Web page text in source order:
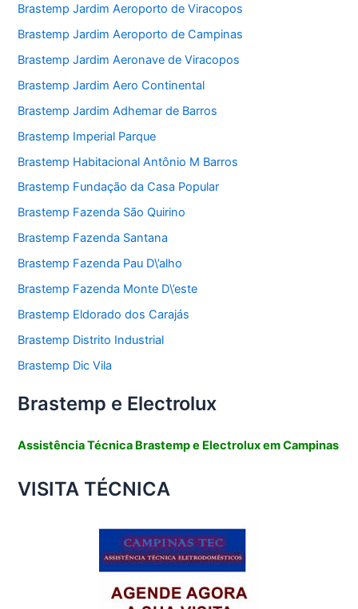
Brastemp Jardim Aeroporto de Viracopos
Brastemp Jardim Aeroporto de Campinas
Brastemp Jardim Aeronave de Viracopos
Brastemp Jardim Aero Continental
Brastemp Jardim Adhemar de Barros
Brastemp Imperial Parque
Brastemp Habitacional Antônio M Barros
Brastemp Fundação da Casa Popular
Brastemp Fazenda São Quirino
Brastemp Fazenda Santana
Brastemp Fazenda Pau D\’alho
Brastemp Fazenda Monte D\’este
Brastemp Eldorado dos Carajás
Brastemp Distrito Industrial
Brastemp Dic Vila
Brastemp e Electrolux
Assistência Técnica Brastemp e Electrolux em Campinas
VISITA TÉCNICA